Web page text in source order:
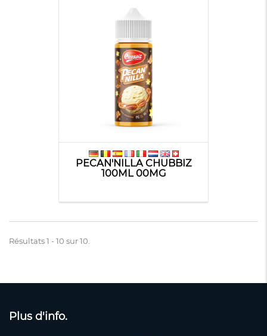
PECAN'NILLA CHUBBIZ
100ML 00MG
Résultats 1 - 10 sur 10.
Plus d'info.